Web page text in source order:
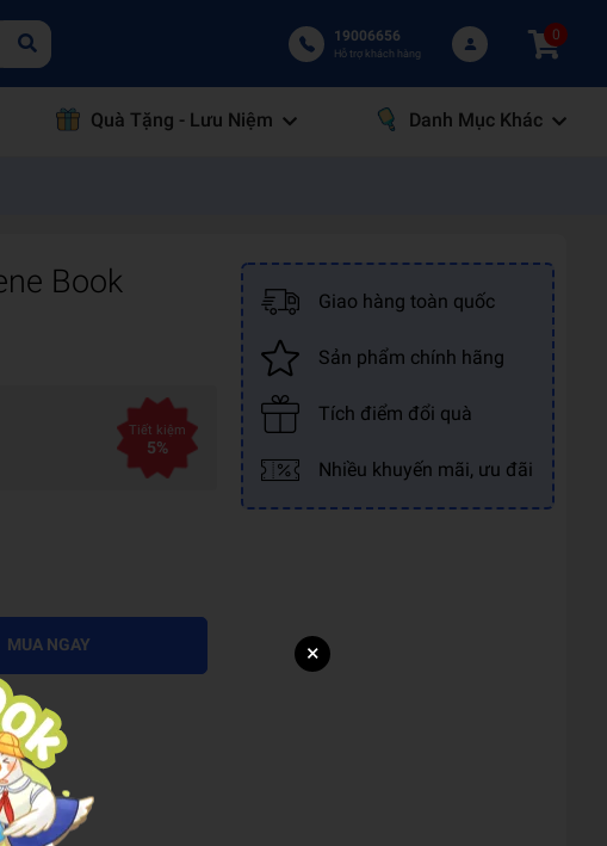
19006656
Hỗ trợ khách hàng
0
Quà Tặng - Lưu Niệm Danh Mục Khác
Book
Tiết kiệm
5%
MUA NGAY
Giao hàng toàn quốc
Sản phẩm chính hãng
Tích điểm đổi quà
Nhiều khuyến mãi, ưu đãi
×